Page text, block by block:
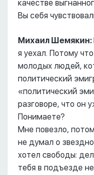
качестве
Вы себя
Михаил Шемякин:
я уехал. Потому
молодых людей,
политический
«политический
разговоре, что он
Понимаете?
Мне повезло,
не думал о
хотел свободы:
тебя в подъезде